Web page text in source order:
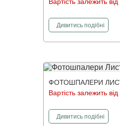
Вартість залежить від
Дивитисьфотошпалери
подібні
ФОТОШПАЛЕРИ
Вартість залежить від
Дивитисьфотошпалери
подібні